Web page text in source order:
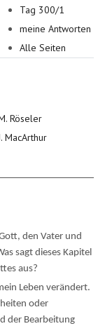
Tag 300/1
meine Antworten
Alle Seiten
Röseler
MacArthur
den Vater und
sagt dieses Kapitel
aus?
Leben verändert.
oder
der Bearbeitung